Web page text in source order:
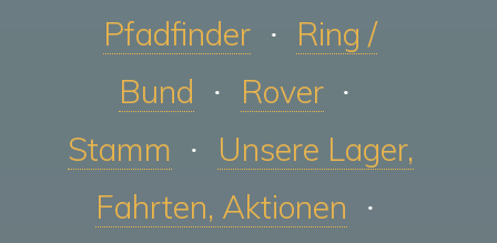
Pfadfinder
Ring /
Bund
Rover
Stamm
Unsere Lager,
Fahrten, Aktionen